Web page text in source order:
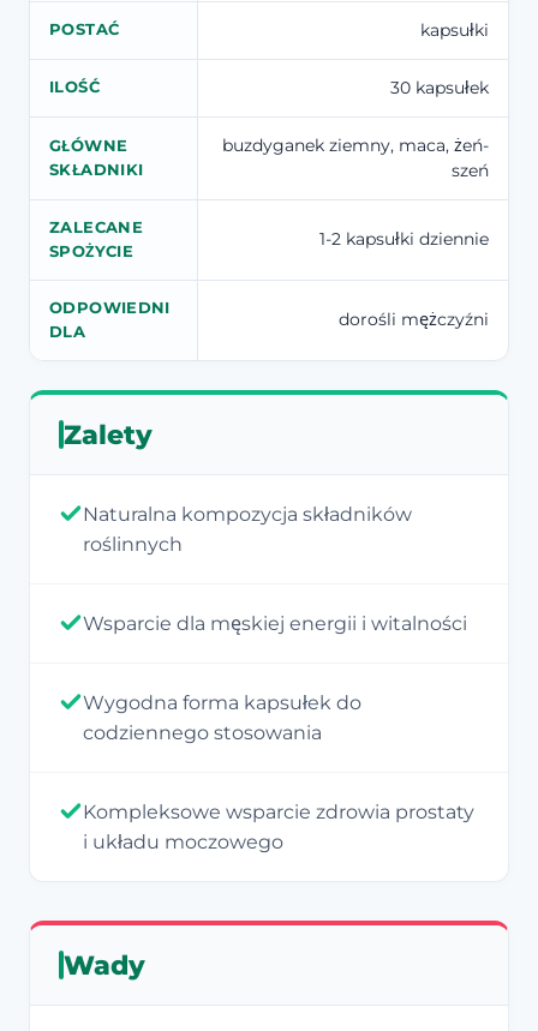
POSTAĆ kapsułki
ILOŚĆ 30 kapsułek
GŁÓWNE
SKŁADNIKI
buzdyganek ziemny, maca, żeń-
szeń
ZALECANE
SPOŻYCIE
1-2 kapsułki dziennie
ODPOWIEDNI
DLA
dorośli mężczyźni
Zalety
Naturalna kompozycja składników
roślinnych
Wsparcie dla męskiej energii i witalności
Wygodna forma kapsułek do
codziennego stosowania
Kompleksowe wsparcie zdrowia prostaty
i układu moczowego
Wady